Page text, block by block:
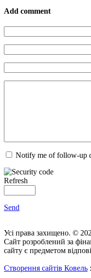
Add comment
Notify me of follow-up
Refresh
Send
Усі права захищено. ©
Сайт розроблений за
сайту є предметом
Створення сайтів Ковель :